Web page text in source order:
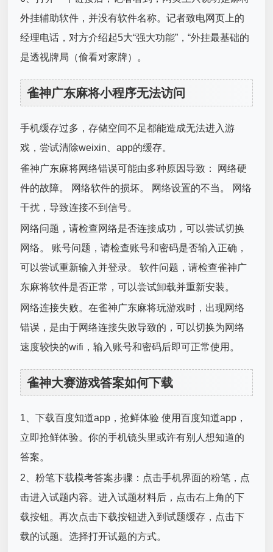
外挂辅助软件，并没有软件名称。记者致电网页上的
经理电话，对方介绍起5大“强大功能”，“外挂最基础的
是透视牌局（偷看对家牌）。
雀神广东麻将小程序无法访问
手机缓存过多，存储空间不足都能造成无法进入游
戏，尝试清除weixin、app的缓存。
雀神广东麻将网络错误可能由多种原因导致： 网络硬
件的故障。 网络软件的损坏。 网络设置的不当。 网络
干扰，导致连接不到信号。
网络问题，请检查网络是否连接成功，可以尝试切换
网络。 账号问题，请检查账号和密码是否输入正确，
可以尝试重新输入并登录。 软件问题，请检查雀神广
东麻将软件是否正常，可以尝试卸载并重新安装。
网络连接失败。在雀神广东麻将玩游戏时，出现网络
错误，是由于网络连接失败导致的，可以切换为网络
速度较快的wifi，输入账号和密码后即可正常使用。
雀神大赛游戏答案如何下载
1、下载百度知道app，抢鲜体验 使用百度知道app，
立即抢鲜体验。你的手机镜头里或许有别人想知道的
答案。
2、粉笔下载模考答案步骤：点击手机界面的粉笔，点
击进入试题内容。进入试题材料后，点击右上角的下
载按钮。再次点击下载按钮进入到试题缓存，点击下
载的试题。选择打开试题的方式。